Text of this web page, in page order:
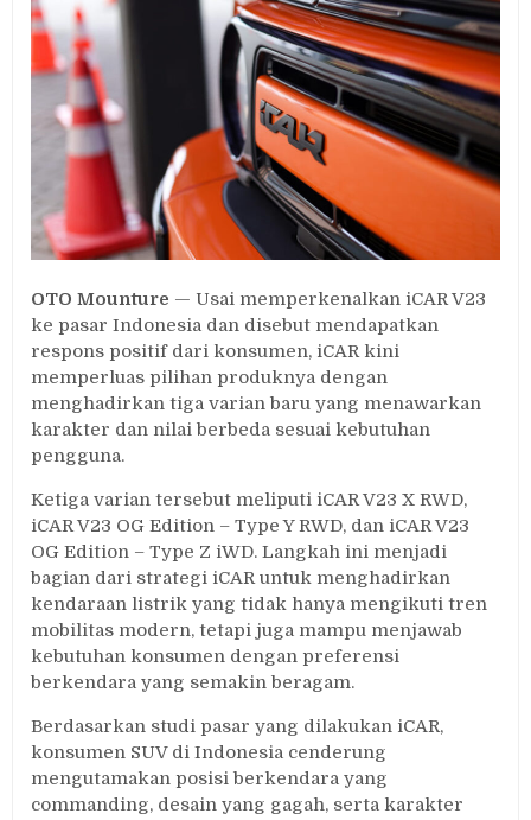
dalam
3
Varian
Baru,
Harga
Mulai
Rp389
Jutaan
OTO Mounture — Usai memperkenalkan iCAR V23
ke pasar Indonesia dan disebut mendapatkan
respons positif dari konsumen, iCAR kini
memperluas pilihan produknya dengan
menghadirkan tiga varian baru yang menawarkan
karakter dan nilai berbeda sesuai kebutuhan
pengguna.
Ketiga varian tersebut meliputi iCAR V23 X RWD,
iCAR V23 OG Edition – Type Y RWD, dan iCAR V23
OG Edition – Type Z iWD. Langkah ini menjadi
bagian dari strategi iCAR untuk menghadirkan
kendaraan listrik yang tidak hanya mengikuti tren
mobilitas modern, tetapi juga mampu menjawab
kebutuhan konsumen dengan preferensi
berkendara yang semakin beragam.
Berdasarkan studi pasar yang dilakukan iCAR,
konsumen SUV di Indonesia cenderung
mengutamakan posisi berkendara yang
commanding, desain yang gagah, serta karakter